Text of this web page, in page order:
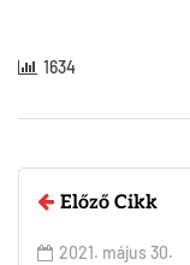
1634
Előző Cikk
2021. május 30.